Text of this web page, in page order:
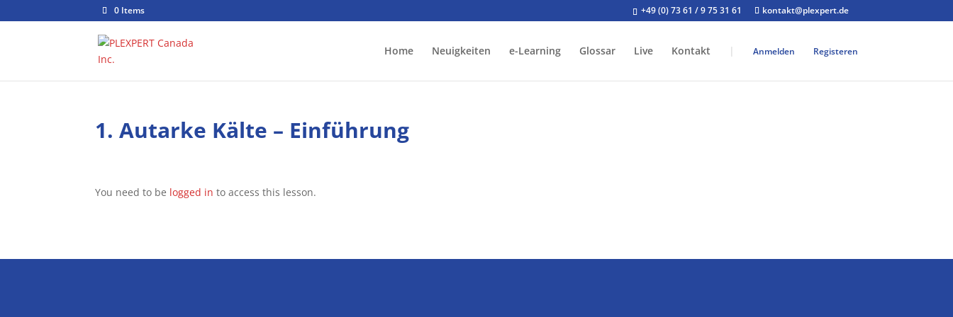
+49 (0) 73 61 / 9 75 31 61 kontakt@plexpert.de
0 Items
Home Neuigkeiten e-Learning Glossar Live Kontakt | Anmelden Registeren
1. Autarke Kälte – Einführung
You need to be logged in to access this lesson.